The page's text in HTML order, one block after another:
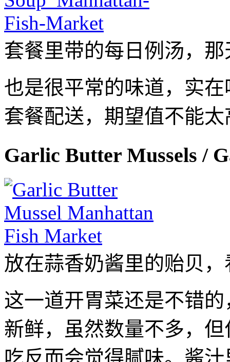
套餐里带的每日例汤，
也是很平常的味道，实
套餐配送，期望值不能太
Garlic Butter Mussels /
放在蒜香奶酱里的贻贝
这一道开胃菜还是不错
新鲜，虽然数量不多，